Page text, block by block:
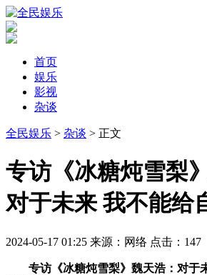
首页
娱乐
影视
杂谈
全民娱乐 > 杂谈 > 正文
专访《冰糖炖雪梨
对于未来 我不能给
2024-05-17 01:25 来源：网络 点击： 147
专访《冰糖炖雪梨》魏天浩：对于